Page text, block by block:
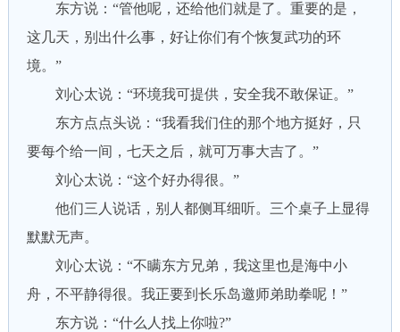
东方说：“管他呢，还给他们就是了。重要的是，
这几天，别出什么事，好让你们有个恢复武功的环
境。”
刘心太说：“环境我可提供，安全我不敢保证。”
东方点点头说：“我看我们住的那个地方挺好，只
要每个给一间，七天之后，就可万事大吉了。”
刘心太说：“这个好办得很。”
他们三人说话，别人都侧耳细听。三个桌子上显得
默默无声。
刘心太说：“不瞒东方兄弟，我这里也是海中小
舟，不平静得很。我正要到长乐岛邀师弟助拳呢！”
东方说：“什么人找上你啦?”